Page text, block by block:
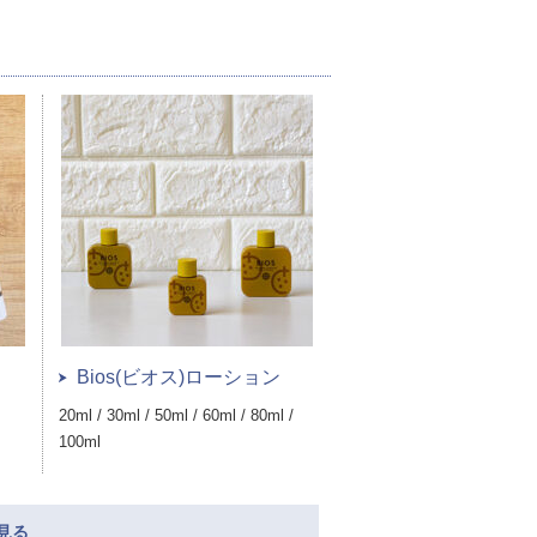
Bios(ビオス)ローション
20ml / 30ml / 50ml / 60ml / 80ml /
100ml
る